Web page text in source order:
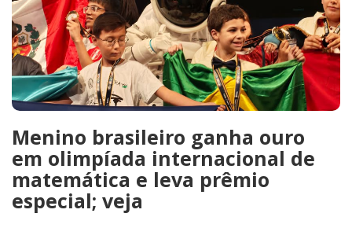
Menino brasileiro ganha ouro
em olimpíada internacional de
matemática e leva prêmio
especial; veja